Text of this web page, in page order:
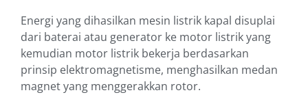
Energi yang dihasilkan mesin listrik kapal disuplai
dari baterai atau generator ke motor listrik yang
kemudian motor listrik bekerja berdasarkan
prinsip elektromagnetisme, menghasilkan medan
magnet yang menggerakkan rotor.